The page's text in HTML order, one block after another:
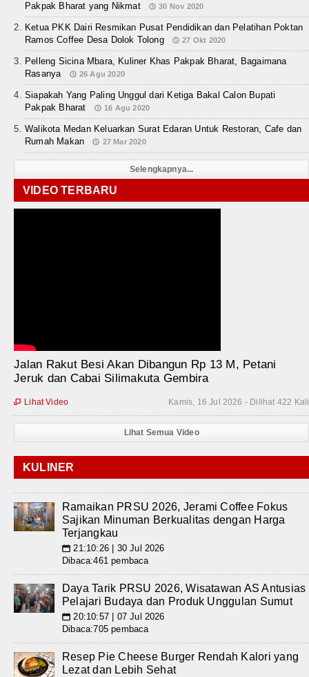
Pakpak Bharat yang Nikmat
30 Nov 2020
Ketua PKK Dairi Resmikan Pusat Pendidikan dan Pelatihan Poktan
Ramos Coffee Desa Dolok Tolong
27 Okt 2020
Pelleng Sicina Mbara, Kuliner Khas Pakpak Bharat, Bagaimana
Rasanya
26 Agu 2020
Siapakah Yang Paling Unggul dari Ketiga Bakal Calon Bupati
Pakpak Bharat
16 Agu 2020
Walikota Medan Keluarkan Surat Edaran Untuk Restoran, Cafe dan
Rumah Makan
27 Mar 2020
Selengkapnya...
VIDEO TERBARU
Jalan Rakut Besi Akan Dibangun Rp 13 M, Petani
Jeruk dan Cabai Silimakuta Gembira
Kamis, 16 Jul 2026 - Dilihat 422 Kali
 Lihat Video
Lihat Semua Video
KULINER
Ramaikan PRSU 2026, Jerami Coffee Fokus
Sajikan Minuman Berkualitas dengan Harga
Terjangkau
📅 21:10:26 | 30 Jul 2026
Dibaca:461 pembaca
Daya Tarik PRSU 2026, Wisatawan AS Antusias
Pelajari Budaya dan Produk Unggulan Sumut
📅 20:10:57 | 07 Jul 2026
Dibaca:705 pembaca
Resep Pie Cheese Burger Rendah Kalori yang
Lezat dan Lebih Sehat